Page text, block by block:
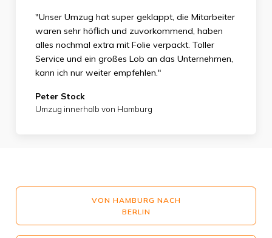
"Unser Umzug hat super geklappt, die Mitarbeiter
waren sehr höflich und zuvorkommend, haben
alles nochmal extra mit Folie verpackt. Toller
Service und ein großes Lob an das Unternehmen,
kann ich nur weiter empfehlen."
Peter Stock
Umzug innerhalb von Hamburg
VON HAMBURG NACH
BERLIN